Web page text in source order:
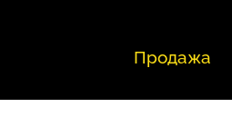
Продажа